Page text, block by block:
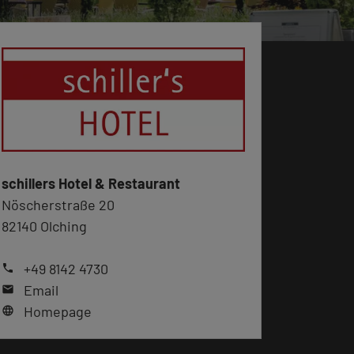
schillers Hotel & Restaurant
Nöscherstraße 20
82140 Olching
phone +49 8142 4730
mail Email
language Homepage